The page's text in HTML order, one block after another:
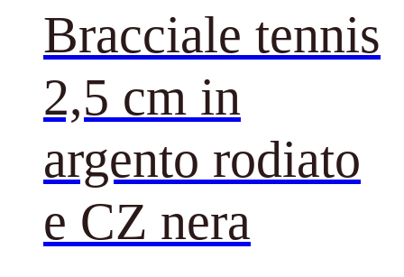
Bracciale tennis
2,5 cm in
argento rodiato
e CZ nera